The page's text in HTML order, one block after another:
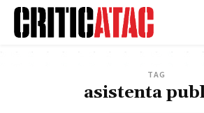
TAG
asistenta